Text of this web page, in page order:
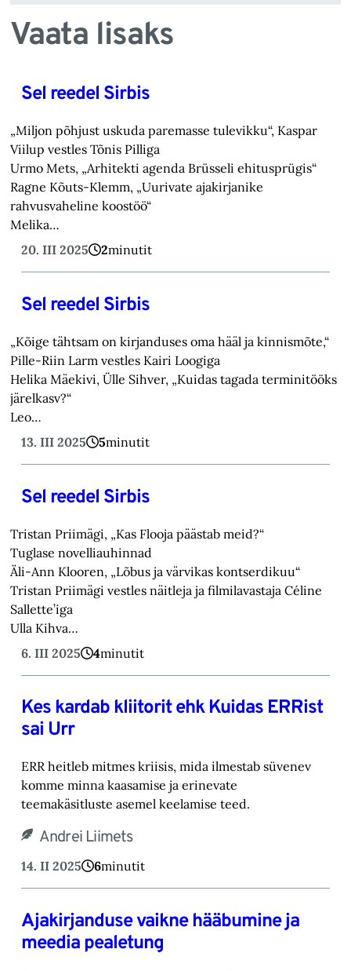
Vaata lisaks
Sel reedel Sirbis
„Miljon põhjust uskuda paremasse tulevikku“, Kaspar
Viilup vestles Tõnis Pilliga
Urmo Mets, „Arhitekti agenda Brüsseli ehitusprügis“
Ragne Kõuts-Klemm, „Uurivate ajakirjanike
rahvusvaheline koostöö“
Melika…
20. III 2025
2minutit
Sel reedel Sirbis
„Kõige tähtsam on kirjanduses oma hääl ja kinnismõte,“
Pille-Riin Larm vestles Kairi Loogiga
Helika Mäekivi, Ülle Sihver, „Kuidas tagada terminitööks
järelkasv?“
Leo…
13. III 2025
5minutit
Sel reedel Sirbis
Tristan Priimägi, „Kas Flooja päästab meid?“
Tuglase novelliauhinnad
Äli-Ann Klooren, „Lõbus ja värvikas kontserdikuu“
Tristan Priimägi vestles näitleja ja filmilavastaja Céline
Sallette’iga
Ulla Kihva…
6. III 2025
4minutit
Kes kardab kliitorit ehk Kuidas ERRist
sai Urr
ERR heitleb mitmes kriisis, mida ilmestab süvenev
komme minna kaasamise ja erinevate
teemakäsitluste asemel keelamise teed.
Andrei Liimets
14. II 2025 6minutit
Ajakirjanduse vaikne hääbumine ja
meedia pealetung